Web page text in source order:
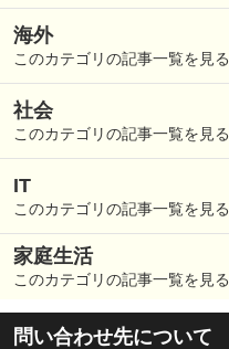
海外
このカテゴリの記事一覧を見る
社会
このカテゴリの記事一覧を見る
IT
このカテゴリの記事一覧を見る
家庭生活
このカテゴリの記事一覧を見る
問い合わせ先について